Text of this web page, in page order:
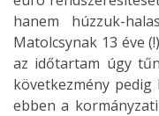
hanem húzzuk-
Matolcsynak 13 éve
az időtartam úgy
következmény
ebben a